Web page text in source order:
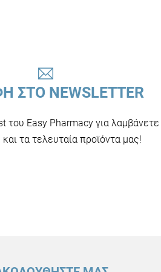
ΣΤΟ NEWSLETTER
του Easy Pharmacy για λαμβάνετε
τα τελευταία προϊόντα μας!